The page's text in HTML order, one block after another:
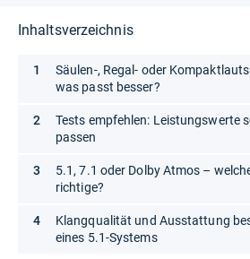
Inhaltsverzeichnis
Säulen-, Regal- oder
was passt besser?
Tests empfehlen: Leistungswerte
passen
5.1, 7.1 oder Dolby Atmos –
richtige?
Klangqualität und Ausstattung
eines 5.1-Systems